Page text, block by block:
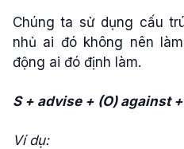
Chúng ta sử dụng cấu
nhủ ai đó không nên
động ai đó định làm.
S + advise + (O) against
Ví dụ: